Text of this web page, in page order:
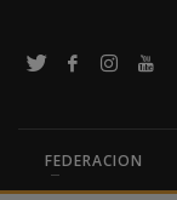
FEDERACION